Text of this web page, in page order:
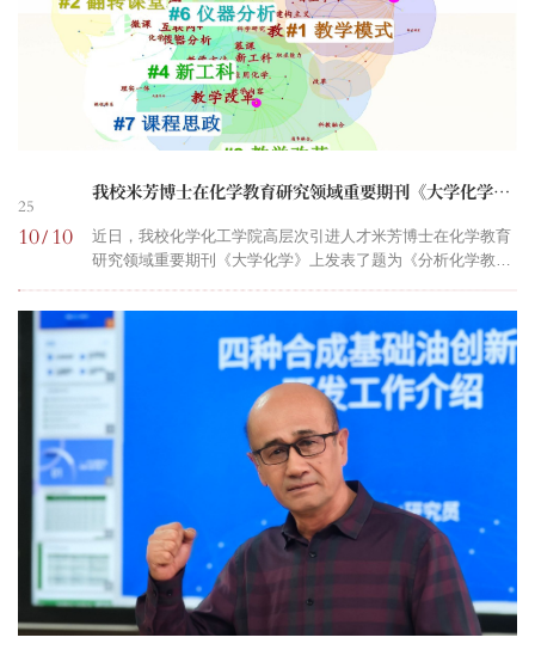
25
10/ 10
我校米芳博士在化学教育研究领域重要期刊《大学化学》发表教研论文
近日，我校化学化工学院高层次引进人才米芳博士在化学教育
研究领域重要期刊《大学化学》上发表了题为《分析化学教学
成果系自治区天山英才关明名师工作室教学团队的最新研究成
果，也是全国首个“化学专业西行项目”启动以来的首篇成果，
名师工作室和项目负责人关明教授为通讯作者。研究基于
CiteSpace 6.3 R1文献计量工具，系统分析了2015年至2025年
间中国知网数据库中397篇与分析化学教学模式改革相关的文
献，...